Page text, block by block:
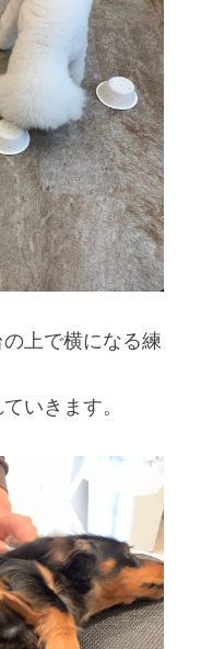
上で横になる練
いきます。